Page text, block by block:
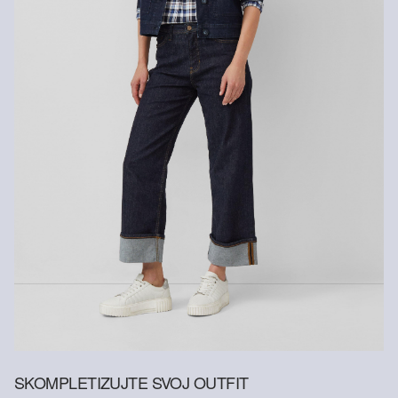
Vlákno s certifikátom udržateľnosti
V oblasti vlákien s certifikátom udržateľnosti sa zasadzujeme o
používanie prírodných vlákien z obnoviteľných zdrojov. Ich suroviny
sú pestované spôsobom šetriacim zdroje.
Zodpovednejšia viskóza: Tento výrobok obsahuje zodpovednejšiu
viskózu. Na jeho výrobu sa používa výlučne drevo z
certifikovaného lesného hospodárstva. Vo výrobnom procese sa v
porovnaní s inými necertifikovanými prírodnými vláknami výrazne
znižuje spotreba vody aj emisie skleníkových plynov.
SKOMPLETIZUJTE SVOJ OUTFIT